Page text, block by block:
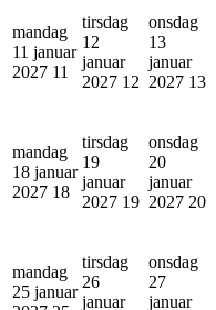
mandag
11 januar
2027 11
tirsdag
12
januar
2027 12
onsdag
13
januar
2027 13
mandag
18 januar
2027 18
tirsdag
19
januar
2027 19
onsdag
20
januar
2027 20
mandag
25 januar
tirsdag
26
januar
onsdag
27
januar